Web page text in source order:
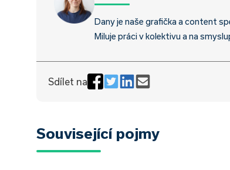
Dany je naše grafička a content
Miluje práci v kolektivu a na
Sdílet na
Související pojmy